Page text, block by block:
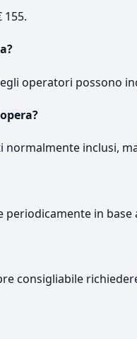
operatori possono
normalmente inclusi,
in base
consigliabile